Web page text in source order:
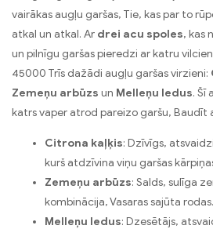
vairākas augļu garšas, Tie, kas par to
atkal un atkal. Ar drei acu spoles, kas
un pilnīgu garšas pieredzi ar katru
45000 Trīs dažādi augļu garšas virzieni:
Zemeņu arbūzs un Melleņu ledus. Šī
katrs vaper atrod pareizo garšu, Baudīt
Citrona kaļķis: Dzīvīgs,
kurš atdzīvina viņu garšas
Zemeņu arbūzs: Salds, sulīga
kombinācija, Vasaras sajūta rodas.
Melleņu ledus: Dzesētājs,